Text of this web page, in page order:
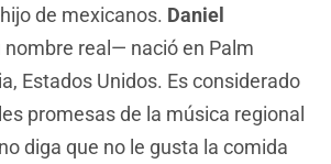
de mexicanos. Daniel
real— nació en Palm
Estados Unidos. Es considerado
promesas de la música regional
diga que no le gusta la comida